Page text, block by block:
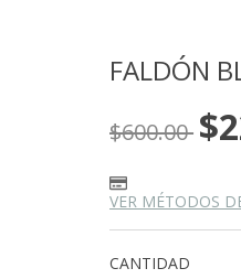
FALDÓN
$600.00
VER MÉTODOS
CANTIDAD